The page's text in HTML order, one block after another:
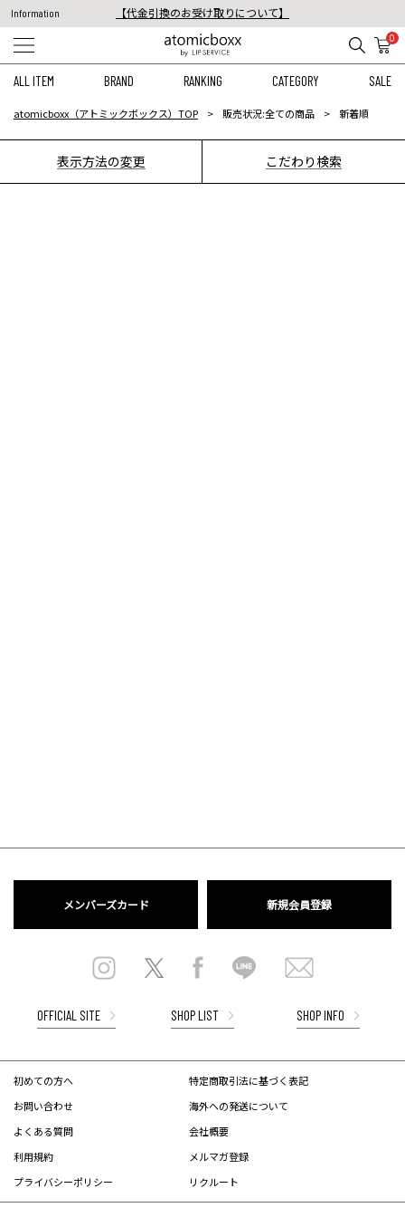
Information
【代金引換のお受け取りについて】
税込11,000円以上のご注文で送料無料！
0
ALL ITEM BRAND RANKING CATEGORY SALE
atomicboxx（アトミックボックス）TOP 販売状況:全ての商品 新着順
表示方法の変更 こだわり検索
メンバーズカード 新規会員登録
OFFICIAL SITE SHOP LIST SHOP INFO
初めての方へ
お問い合わせ
よくある質問
利用規約
プライバシーポリシー
特定商取引法に基づく表記
海外への発送について
会社概要
メルマガ登録
リクルート